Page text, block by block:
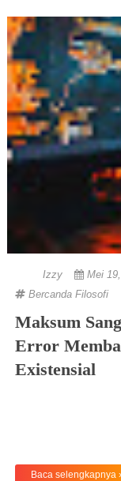
Izzy
Mei
Bercanda Filosofi
Maksum
Error
Existensial
Baca selengkapnya